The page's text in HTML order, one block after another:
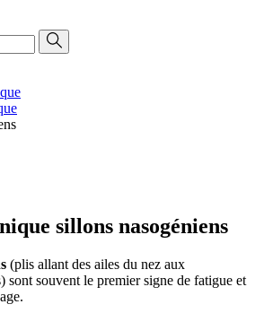
sillons nasogéniens
(plis allant des ailes du nez aux
sont souvent le premier signe de fatigue et